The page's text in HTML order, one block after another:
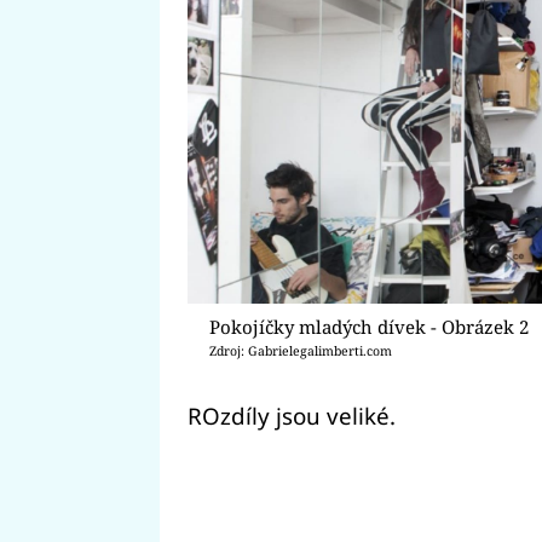
Pokojíčky mladých dívek - Obrázek 2
Zdroj: Gabrielegalimberti.com
ROzdíly jsou veliké.